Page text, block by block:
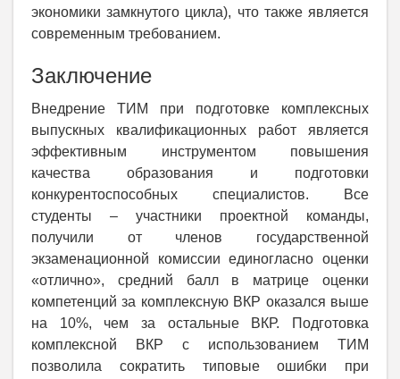
экономики замкнутого цикла), что также является
современным требованием.
Заключение
Внедрение ТИМ при подготовке комплексных
выпускных квалификационных работ является
эффективным инструментом повышения
качества образования и подготовки
конкурентоспособных специалистов. Все
студенты – участники проектной команды,
получили от членов государственной
экзаменационной комиссии единогласно оценки
«отлично», средний балл в матрице оценки
компетенций за комплексную ВКР оказался выше
на 10%, чем за остальные ВКР. Подготовка
комплексной ВКР с использованием ТИМ
позволила сократить типовые ошибки при